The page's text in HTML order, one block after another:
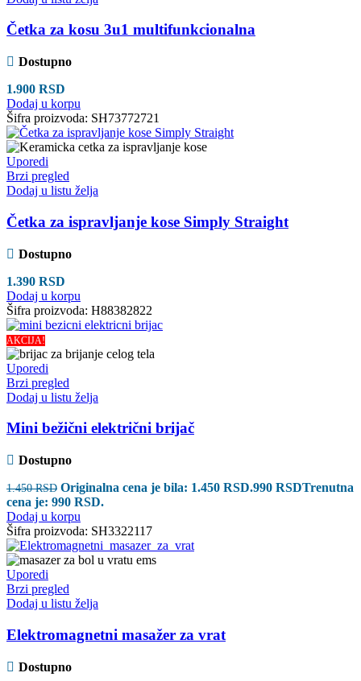
Četka za kosu 3u1 multifunkcionalna
Dostupno
1.900 RSD
Dodaj u korpu
Šifra proizvoda: SH73772721
Uporedi
Brzi pregled
Dodaj u listu želja
Četka za ispravljanje kose Simply Straight
Dostupno
1.390 RSD
Dodaj u korpu
Šifra proizvoda: H88382822
AKCIJA!
Uporedi
Brzi pregled
Dodaj u listu želja
Mini bežični električni brijač
Dostupno
1.450RSD Originalna cena je bila: 1.450 RSD.990 RSDTrenutna
cena je: 990 RSD.
Dodaj u korpu
Šifra proizvoda: SH3322117
Uporedi
Brzi pregled
Dodaj u listu želja
Elektromagnetni masažer za vrat
Dostupno